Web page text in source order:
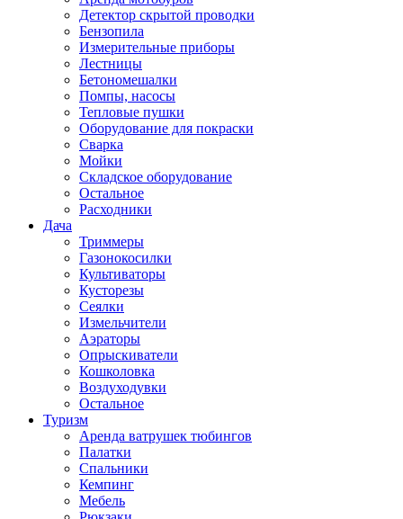
Детектор скрытой проводки
Бензопила
Измерительные приборы
Лестницы
Бетономешалки
Помпы, насосы
Тепловые пушки
Оборудование для покраски
Сварка
Мойки
Складское оборудование
Остальное
Расходники
Дача
Триммеры
Газонокосилки
Культиваторы
Кусторезы
Сеялки
Измельчители
Аэраторы
Опрыскиватели
Кошколовка
Воздуходувки
Остальное
Туризм
Аренда ватрушек тюбингов
Палатки
Спальники
Кемпинг
Мебель